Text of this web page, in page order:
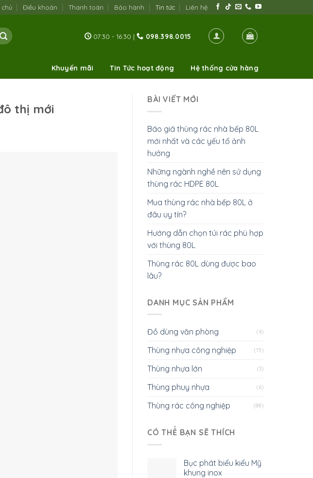
chủ Điều khoản Thanh toán Bảo hành Tin tức Liên hệ
07:30 - 16:30 | 098.398.0015
Khuyến mãi Tin Tức hoạt động Hệ thống cửa hàng
thị mới
BÀI VIẾT MỚI
Báo giá thùng rác nhà bếp 80L
mới nhất và các yếu tố ảnh
hưởng
Những ngành nghề nên sử dụng
thùng rác HDPE 80L
Mua thùng rác nhà bếp 80L ở
đâu uy tín?
Hướng dẫn chọn túi rác phù hợp
với thùng 80L
Thùng rác 80L dùng được bao
lâu?
DANH MỤC SẢN PHẨM
Đồ dùng văn phòng (4)
Thùng nhựa công nghiệp (15)
Thùng nhựa lớn (3)
Thùng phuy nhựa (6)
Thùng rác công nghiệp (88)
CÓ THỂ BẠN SẼ THÍCH
Bục phát biểu kiểu Mỹ
khung inox